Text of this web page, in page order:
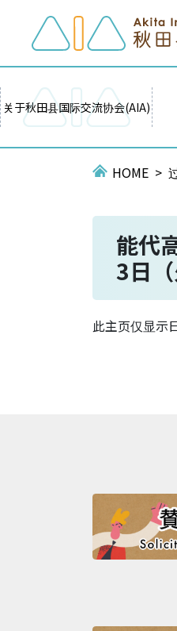
关于秋田县国际交流协会(AIA)
HOME
能代
3日（
此主页仅显示